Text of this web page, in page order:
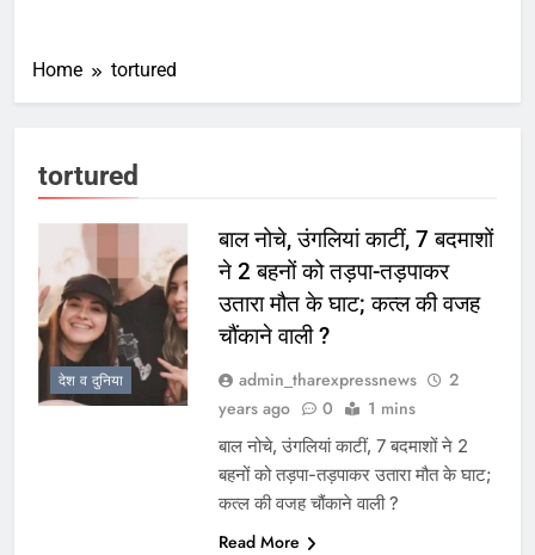
Home tortured
tortured
देश व दुनिया
बाल नोचे, उंगलियां काटीं, 7 बदमाशों
ने 2 बहनों को तड़पा-तड़पाकर
उतारा मौत के घाट; कत्ल की वजह
चौंकाने वाली ?
admin_tharexpressnews
2
years ago
0 1 mins
बाल नोचे, उंगलियां काटीं, 7 बदमाशों ने 2
बहनों को तड़पा-तड़पाकर उतारा मौत के घाट;
कत्ल की वजह चौंकाने वाली ?
Read More